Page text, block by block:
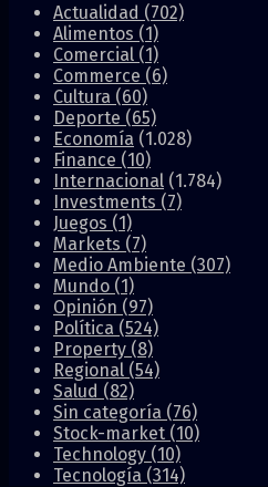
Actualidad (702)
Alimentos (1)
Comercial (1)
Commerce (6)
Cultura (60)
Deporte (65)
Economía (1.028)
Finance (10)
Internacional (1.784)
Investments (7)
Juegos (1)
Markets (7)
Medio Ambiente (307)
Mundo (1)
Opinión (97)
Política (524)
Property (8)
Regional (54)
Salud (82)
Sin categoría (76)
Stock-market (10)
Technology (10)
Tecnología (314)